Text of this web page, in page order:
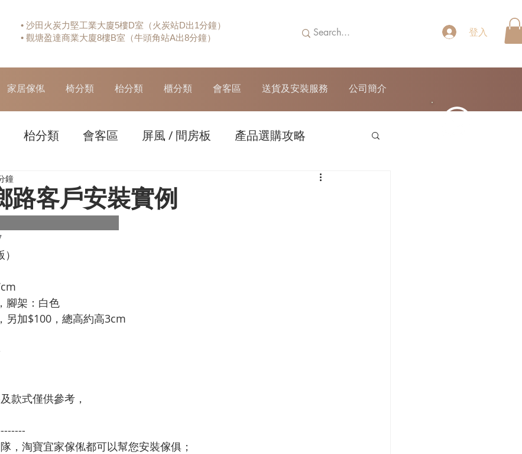
• 沙田火炭力堅工業大廈5樓D室（火炭站D出1分鐘）
• 觀塘盈達商業大廈8樓B室（牛頭角站A出8分鐘）
登入
家居傢俬 椅分類 枱分類 櫃分類 會客區 送貨及安裝服務 公司簡介
枱分類 會客區 屏風 / 間房板 產品選購攻略
路客戶安裝實例
鐘
腳架：白色
另加$100，總高約高3cm
款式僅供參考，
，淘寶宜家傢俬都可以幫您安裝傢俱；